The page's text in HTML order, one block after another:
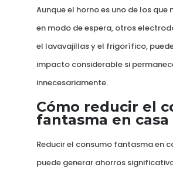
Aunque el horno es uno de los que
en modo de espera, otros
el lavavajillas y el frigorífico,
impacto considerable si
innecesariamente.
Cómo reducir el
fantasma en casa
Reducir el consumo fantasma en
puede generar ahorros